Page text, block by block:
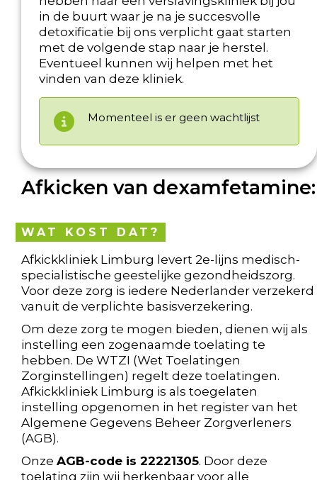
in de buurt waar je na je succesvolle
detoxificatie bij ons verplicht gaat starten
met de volgende stap naar je herstel.
Eventueel kunnen wij helpen met het
vinden van deze kliniek.
Momenteel is er geen wachtlijst
Afkicken van dexamfetamine:
WAT KOST DAT?
Afkickkliniek Limburg levert 2e-lijns medisch-
specialistische geestelijke gezondheidszorg.
Voor deze zorg is iedere Nederlander verzekerd
vanuit de verplichte basisverzekering.
Om deze zorg te mogen bieden, dienen wij als
instelling een zogenaamde toelating te
hebben. De WTZI (Wet Toelatingen
Zorginstellingen) regelt deze toelatingen.
Afkickkliniek Limburg is als toegelaten
instelling opgenomen in het register van het
Algemene Gegevens Beheer Zorgverleners
(AGB).
Onze AGB-code is 22221305. Door deze
toelating zijn wij herkenbaar voor alle